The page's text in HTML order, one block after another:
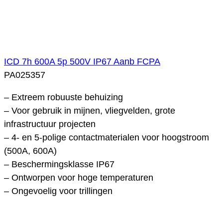
ICD 7h 600A 5p 500V IP67 Aanb FCPA
PA025357
– Extreem robuuste behuizing
– Voor gebruik in mijnen, vliegvelden, grote
infrastructuur projecten
– 4- en 5-polige contactmaterialen voor hoogstroom
(500A, 600A)
– Beschermingsklasse IP67
– Ontworpen voor hoge temperaturen
– Ongevoelig voor trillingen